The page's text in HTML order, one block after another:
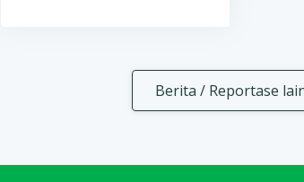
Berita / Reportase